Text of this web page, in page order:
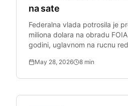
na sate
Federalna vlada potrosila je
miliona dolara na obradu
godini, uglavnom na rucnu
resio rastuce zaostake.
May 28, 2026 8 min